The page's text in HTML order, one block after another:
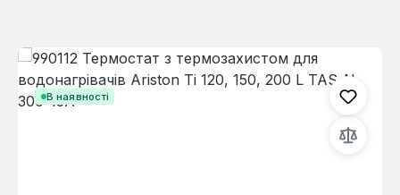
В наявності
Пропустити галерею зображень